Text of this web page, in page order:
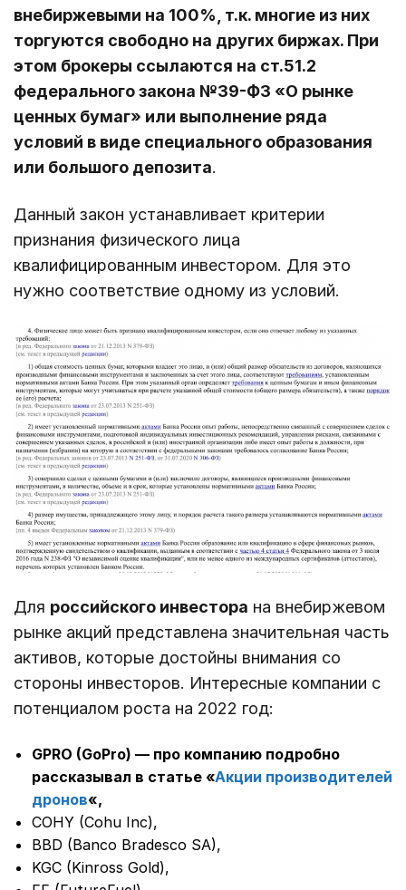
внебиржевыми на 100%, т.к. многие из них
торгуются свободно на других биржах. При
этом брокеры ссылаются на ст.51.2
федерального закона №39-ФЗ «О рынке
ценных бумаг» или выполнение ряда
условий в виде специального образования
или большого депозита.
Данный закон устанавливает критерии
признания физического лица
квалифицированным инвестором. Для это
нужно соответствие одному из условий.
Для российского инвестора на внебиржевом
рынке акций представлена значительная часть
активов, которые достойны внимания со
стороны инвесторов. Интересные компании с
потенциалом роста на 2022 год:
GPRO (GoPro) — про компанию подробно
рассказывал в статье «Акции производителей
дронов«,
COHY (Cohu Inc),
BBD (Banco Bradesco SA),
KGC (Kinross Gold),